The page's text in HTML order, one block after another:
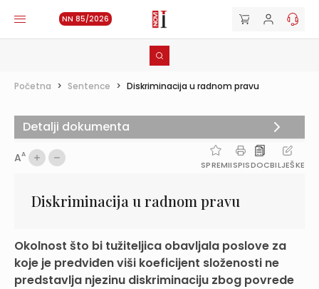
NN 85/2026
Početna > Sentence > Diskriminacija u radnom pravu
AA
SPREMIISPISDOCBILJEŠKE
Diskriminacija u radnom pravu
Okolnost što bi tužiteljica obavljala poslove za
koje je predviđen viši koeficijent složenosti ne
predstavlja njezinu diskriminaciju zbog povrede
Detalji dokumenta